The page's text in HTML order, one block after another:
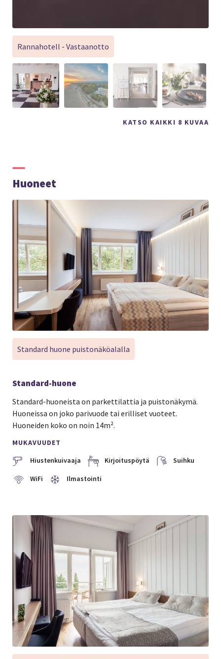
KATSO KAIKKI 8 KUVAA
Rannahotell - Vastaanotto
Huoneet
Standard huone puistonäköalalla
Standard-huone
Standard-huoneista on parkettilattia ja puistonäkymä.
Huoneissa on joko parivuode tai erilliset vuoteet.
Huoneiden koko on noin 14m².
MUKAVUUDET
Hiustenkuivaaja
Kirjoituspöytä Suihku
WiFi Ilmastointi